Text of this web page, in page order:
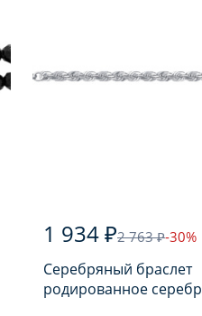
1 934 ₽2 763 ₽-30%
Серебряный браслет
родированное